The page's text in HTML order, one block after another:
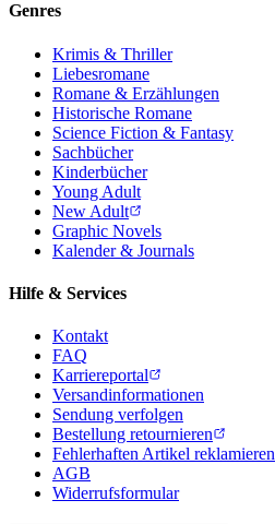
Genres
Krimis & Thriller
Liebesromane
Romane & Erzählungen
Historische Romane
Science Fiction & Fantasy
Sachbücher
Kinderbücher
Young Adult
New Adult
Graphic Novels
Kalender & Journals
Hilfe & Services
Kontakt
FAQ
Karriereportal
Versandinformationen
Sendung verfolgen
Bestellung retournieren
Fehlerhaften Artikel reklamieren
AGB
Widerrufsformular